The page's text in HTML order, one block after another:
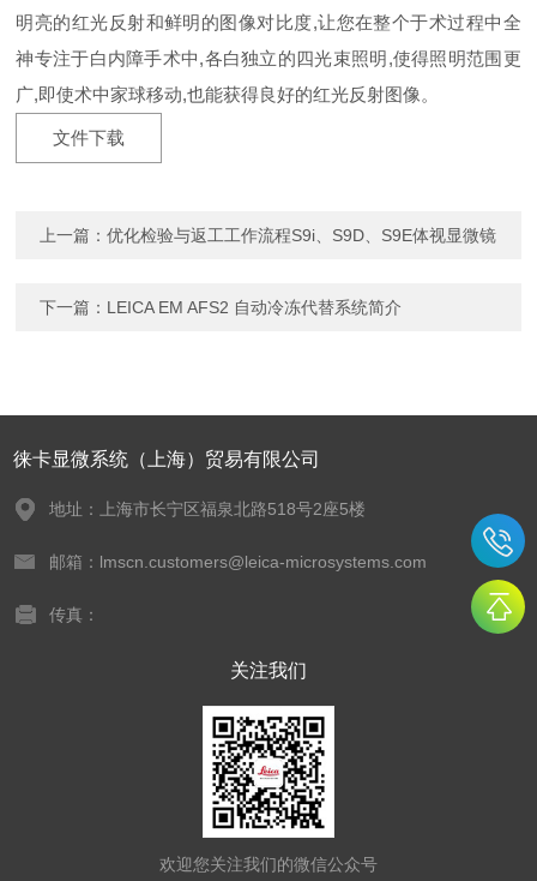
明亮的红光反射和鲜明的图像对比度,让您在整个于术过程中全
神专注于白内障手术中,各白独立的四光束照明,使得照明范围更
广,即使术中家球移动,也能获得良好的红光反射图像。
文件下载
上一篇：优化检验与返工工作流程S9i、S9D、S9E体视显微镜
下一篇： LEICA EM AFS2 自动冷冻代替系统简介
徕卡显微系统（上海）贸易有限公司
地址：上海市长宁区福泉北路518号2座5楼
邮箱：lmscn.customers@leica-microsystems.com
传真：
关注我们
欢迎您关注我们的微信公众号